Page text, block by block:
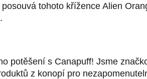
tohoto křížence Alien
potěšení s Canapuff! Jsme
z konopí pro